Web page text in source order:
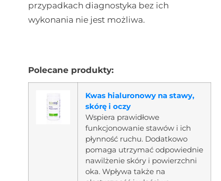
przypadkach diagnostyka bez ich
wykonania nie jest możliwa.
Polecane produkty:
Kwas hialuronowy na stawy,
skórę i oczy
Wspiera prawidłowe
funkcjonowanie stawów i ich
płynność ruchu. Dodatkowo
pomaga utrzymać odpowiednie
nawilżenie skóry i powierzchni
oka. Wpływa także na